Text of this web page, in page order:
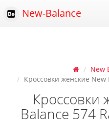
New-Balance
New
Кроссовки женские
Кроссовки
Balance 574